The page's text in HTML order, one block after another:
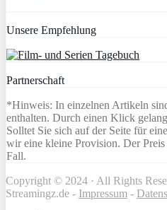
Unsere Empfehlung
Partnerschaft
*Hinweis: In einzelnen Artikeln
enthalten. Durch einen Klick
Solltet Sie sich auf der Seite für
wir eine kleine Provision. Der
Fall.
Copyright © 2024 · All Rights
Streamingz.de - Impressum -